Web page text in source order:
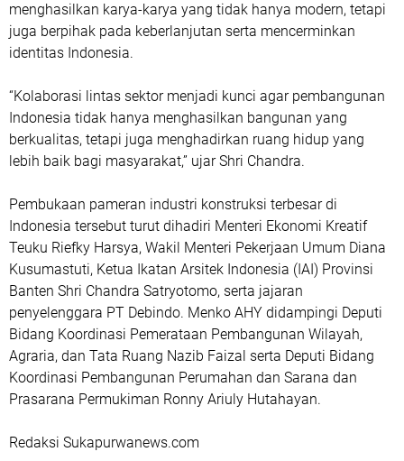
menghasilkan karya-karya yang tidak hanya modern, tetapi
juga berpihak pada keberlanjutan serta mencerminkan
identitas Indonesia.
“Kolaborasi lintas sektor menjadi kunci agar pembangunan
Indonesia tidak hanya menghasilkan bangunan yang
berkualitas, tetapi juga menghadirkan ruang hidup yang
lebih baik bagi masyarakat,” ujar Shri Chandra.
Pembukaan pameran industri konstruksi terbesar di
Indonesia tersebut turut dihadiri Menteri Ekonomi Kreatif
Teuku Riefky Harsya, Wakil Menteri Pekerjaan Umum Diana
Kusumastuti, Ketua Ikatan Arsitek Indonesia (IAI) Provinsi
Banten Shri Chandra Satryotomo, serta jajaran
penyelenggara PT Debindo. Menko AHY didampingi Deputi
Bidang Koordinasi Pemerataan Pembangunan Wilayah,
Agraria, dan Tata Ruang Nazib Faizal serta Deputi Bidang
Koordinasi Pembangunan Perumahan dan Sarana dan
Prasarana Permukiman Ronny Ariuly Hutahayan.
Redaksi Sukapurwanews.com